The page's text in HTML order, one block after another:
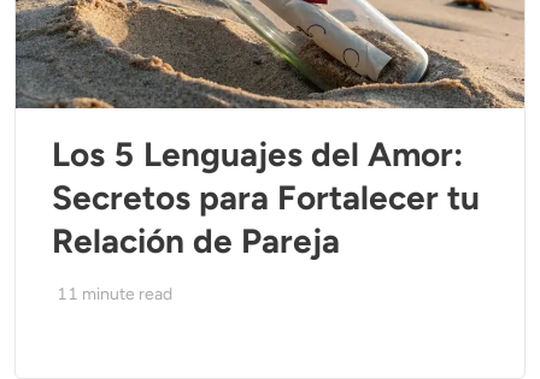
Los 5 Lenguajes del Amor:
Secretos para Fortalecer tu
Relación de Pareja
11 minute read